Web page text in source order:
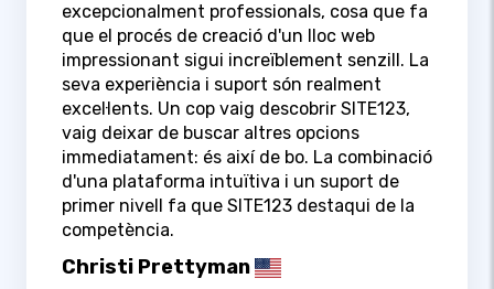
excepcionalment professionals, cosa que fa
que el procés de creació d'un lloc web
impressionant sigui increïblement senzill. La
seva experiència i suport són realment
excel·lents. Un cop vaig descobrir SITE123,
vaig deixar de buscar altres opcions
immediatament: és així de bo. La combinació
d'una plataforma intuïtiva i un suport de
primer nivell fa que SITE123 destaqui de la
competència.
Christi Prettyman